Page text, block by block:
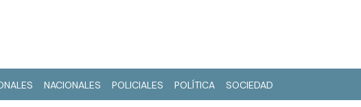
NACIONALES POLICIALES POLÍTICA SOCIEDAD